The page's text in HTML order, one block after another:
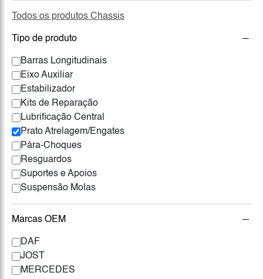
Todos os produtos Chassis
Tipo de produto
Barras Longitudinais
Eixo Auxiliar
Estabilizador
Kits de Reparação
Lubrificação Central
Prato Atrelagem/Engates
Pára-Choques
Resguardos
Suportes e Apoios
Suspensão Molas
Marcas OEM
DAF
JOST
MERCEDES